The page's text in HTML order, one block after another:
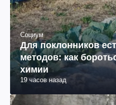
Социум
Для поклонников
методов: как
химии
19 часов назад